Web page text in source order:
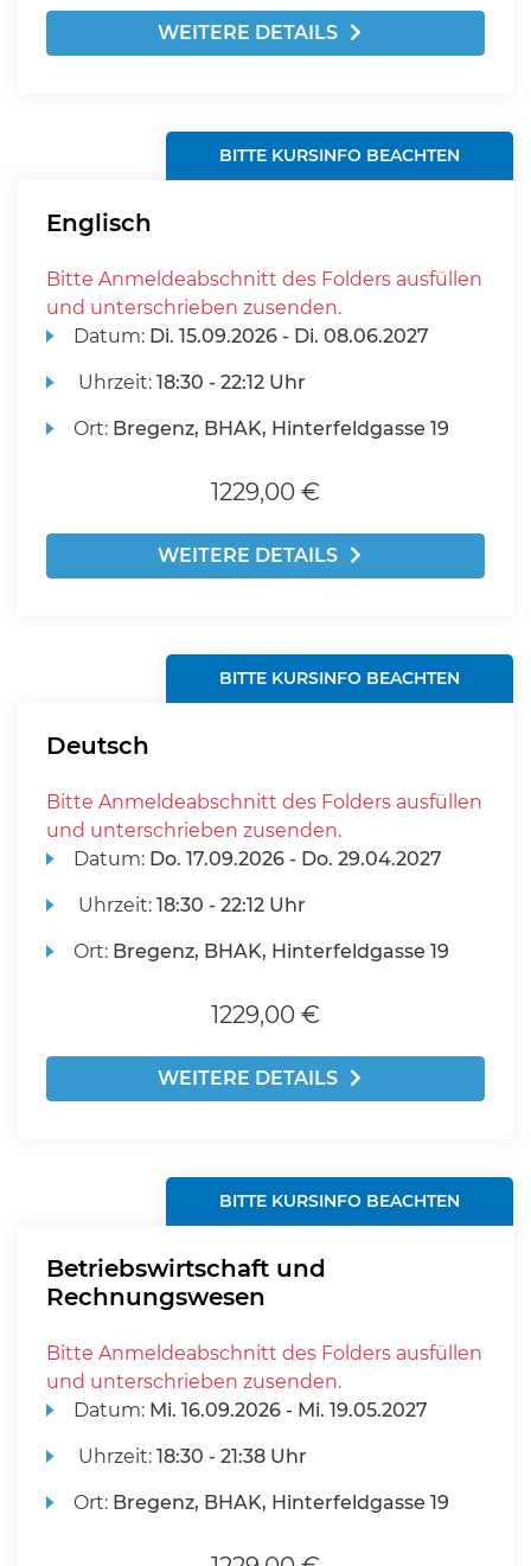
WEITERE DETAILS
BITTE KURSINFO BEACHTEN
Englisch
Bitte Anmeldeabschnitt des Folders ausfüllen
und unterschrieben zusenden.
Datum: Di. 15.09.2026 - Di. 08.06.2027
Uhrzeit:18:30 - 22:12 Uhr
Ort: Bregenz, BHAK, Hinterfeldgasse 19
1229,00 €
WEITERE DETAILS
BITTE KURSINFO BEACHTEN
Deutsch
Bitte Anmeldeabschnitt des Folders ausfüllen
und unterschrieben zusenden.
Datum: Do. 17.09.2026 - Do. 29.04.2027
Uhrzeit:18:30 - 22:12 Uhr
Ort: Bregenz, BHAK, Hinterfeldgasse 19
1229,00 €
WEITERE DETAILS
BITTE KURSINFO BEACHTEN
Betriebswirtschaft und
Rechnungswesen
Bitte Anmeldeabschnitt des Folders ausfüllen
und unterschrieben zusenden.
Datum: Mi. 16.09.2026 - Mi. 19.05.2027
Uhrzeit:18:30 - 21:38 Uhr
Ort: Bregenz, BHAK, Hinterfeldgasse 19